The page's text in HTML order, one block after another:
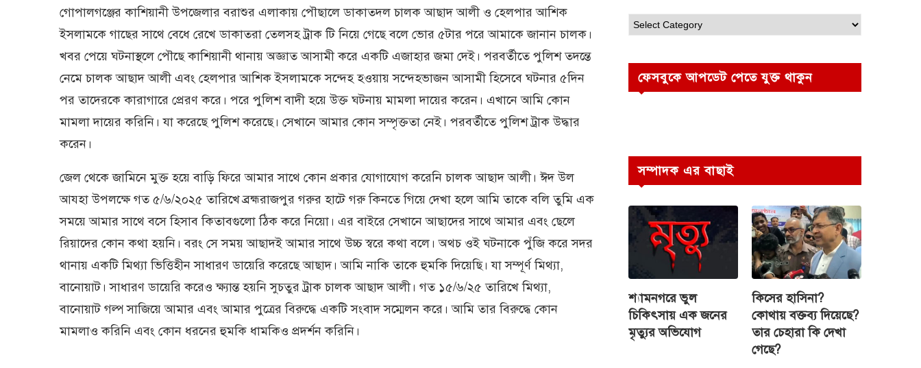
গোপালগঞ্জের কাশিয়ানী উপজেলার বরাশুর এলাকায় পৌছালে ডাকাতদল চালক আছাদ আলী ও হেলপার আশিক
ইসলামকে গাছের সাথে বেধে রেখে ডাকাতরা তেলসহ ট্রাক টি নিয়ে গেছে বলে ভোর ৫টার পরে আমাকে জানান চালক।
খবর পেয়ে ঘটনাস্থলে পৌছে কাশিয়ানী থানায় অজ্ঞাত আসামী করে একটি এজাহার জমা দেই। পরবর্তীতে পুলিশ তদন্তে
নেমে চালক আছাদ আলী এবং হেলপার আশিক ইসলামকে সন্দেহ হওয়ায় সন্দেহভাজন আসামী হিসেবে ঘটনার ৫দিন
পর তাদেরকে কারাগারে প্রেরণ করে। পরে পুলিশ বাদী হয়ে উক্ত ঘটনায় মামলা দায়ের করেন। এখানে আমি কোন
মামলা দায়ের করিনি। যা করেছে পুলিশ করেছে। সেখানে আমার কোন সম্পৃক্ততা নেই। পরবর্তীতে পুলিশ ট্রাক উদ্ধার
করেন।
জেল থেকে জামিনে মুক্ত হয়ে বাড়ি ফিরে আমার সাথে কোন প্রকার যোগাযোগ করেনি চালক আছাদ আলী। ঈদ উল
আযহা উপলক্ষে গত ৫/৬/২০২৫ তারিখে ব্রহ্মরাজপুর গরুর হাটে গরু কিনতে গিয়ে দেখা হলে আমি তাকে বলি তুমি এক
সময়ে আমার সাথে বসে হিসাব কিতাবগুলো ঠিক করে নিয়ো। এর বাইরে সেখানে আছাদের সাথে আমার এবং ছেলে
রিয়াদের কোন কথা হয়নি। বরং সে সময় আছাদই আমার সাথে উচ্চ স্বরে কথা বলে। অথচ ওই ঘটনাকে পুঁজি করে সদর
থানায় একটি মিথ্যা ভিত্তিহীন সাধারণ ডায়েরি করেছে আছাদ। আমি নাকি তাকে হুমকি দিয়েছি। যা সম্পূর্ণ মিথ্যা,
বানোয়াট। সাধারণ ডায়েরি করেও ক্ষ্যান্ত হয়নি সুচতুর ট্রাক চালক আছাদ আলী। গত ১৫/৬/২৫ তারিখে মিথ্যা,
বানোয়াট গল্প সাজিয়ে আমার এবং আমার পুত্রের বিরুদ্ধে একটি সংবাদ সম্মেলন করে। আমি তার বিরুদ্ধে কোন
মামলাও করিনি এবং কোন ধরনের হুমকি ধামকিও প্রদর্শন করিনি।
ফেসবুকে আপডেট পেতে যুক্ত থাকুন
সম্পাদক এর বাছাই
শ্যামনগরে ভুল
চিকিৎসায় এক জনের
মৃত্যুর অভিযোগ
কিসের হাসিনা?
কোথায় বক্তব্য দিয়েছে?
তার চেহারা কি দেখা
গেছে?